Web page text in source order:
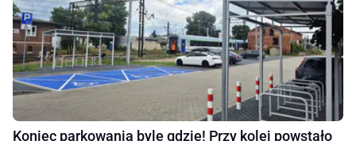
Koniec parkowania byle gdzie! Przy kolei powstało